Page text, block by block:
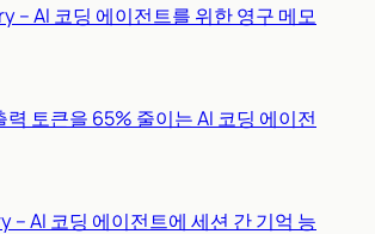
– AI 코딩 에이전트를 위한 영구 메모
토큰을 65% 줄이는 AI 코딩 에이전
AI 코딩 에이전트에 세션 간 기억 능